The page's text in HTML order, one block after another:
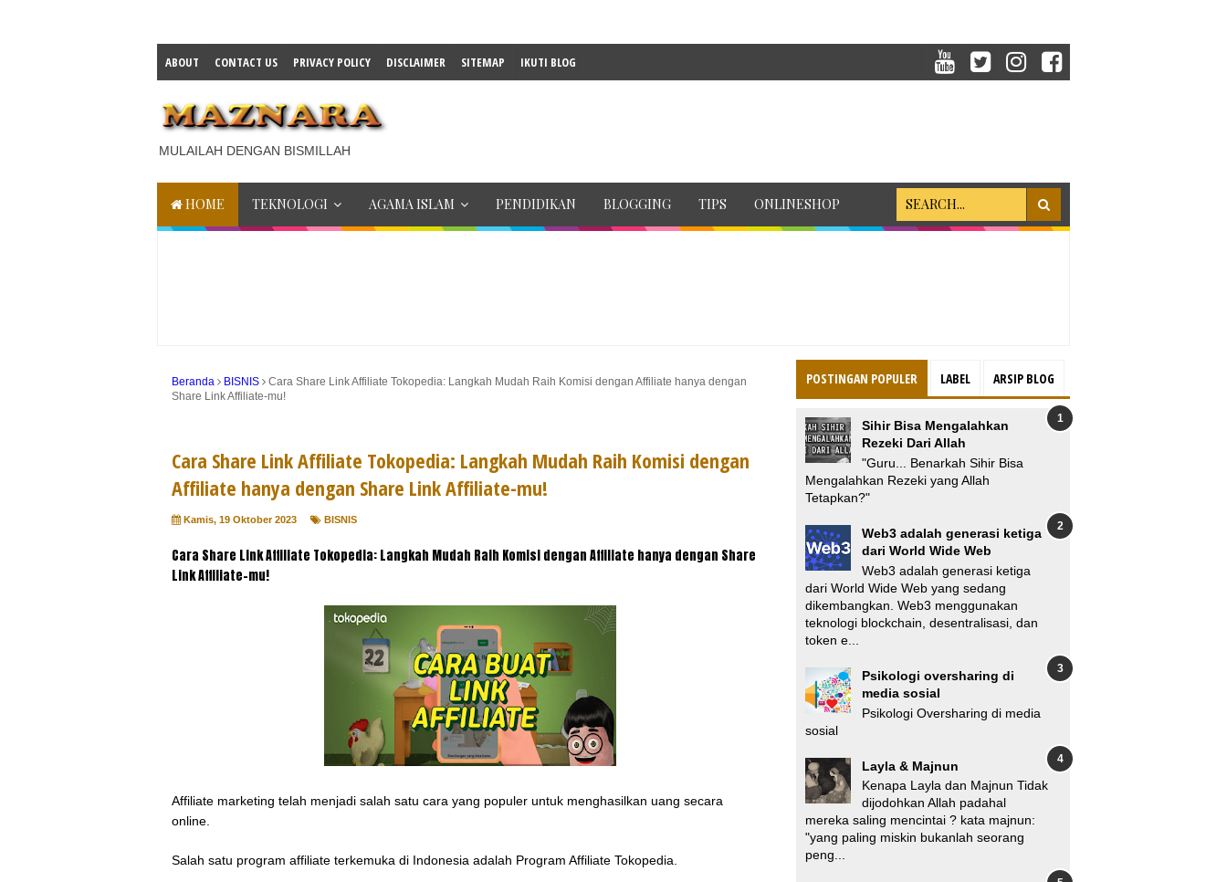
ABOUT CONTACT US PRIVACY POLICY DISCLAIMER SITEMAP IKUTI BLOG
MULAILAH DENGAN BISMILLAH
HOME TEKNOLOGI AGAMA ISLAM PENDIDIKAN BLOGGING TIPS ONLINESHOP
Beranda BISNIS
Cara Share Link Affiliate Tokopedia: Langkah Mudah Raih Komisi dengan Affiliate hanya dengan
Share Link Affiliate-mu!
Cara Share Link Affiliate Tokopedia: Langkah Mudah Raih Komisi dengan
Affiliate hanya dengan Share Link Affiliate-mu!
Kamis, 19 Oktober 2023 BISNIS
Cara Share Link Affiliate Tokopedia: Langkah Mudah Raih Komisi dengan Affiliate hanya dengan Share
Link Affiliate-mu!
Affiliate marketing telah menjadi salah satu cara yang populer untuk menghasilkan uang secara
online.
Salah satu program affiliate terkemuka di Indonesia adalah Program Affiliate Tokopedia.
POSTINGAN POPULER LABEL ARSIP BLOG
Sihir Bisa Mengalahkan
Rezeki Dari Allah
"Guru... Benarkah Sihir Bisa
Mengalahkan Rezeki yang Allah
Tetapkan?"
Web3 adalah generasi ketiga
dari World Wide Web
Web3 adalah generasi ketiga
dari World Wide Web yang sedang
dikembangkan. Web3 menggunakan
teknologi blockchain, desentralisasi, dan
token e...
Psikologi oversharing di
media sosial
Psikologi Oversharing di media
sosial
Layla & Majnun
Kenapa Layla dan Majnun Tidak
dijodohkan Allah padahal
mereka saling mencintai ? kata majnun:
"yang paling miskin bukanlah seorang
peng...